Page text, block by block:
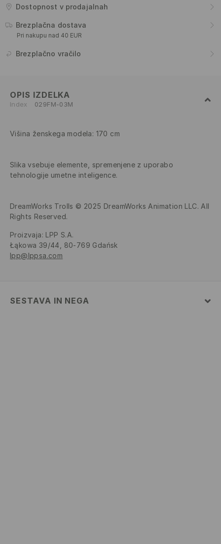
Dostopnost v prodajalnah
Brezplačna dostava
Pri nakupu nad 40 EUR
Brezplačno vračilo
OPIS IZDELKA
Index 029FM-03M
Višina ženskega modela: 170 cm
Slika vsebuje elemente, spremenjene z uporabo
tehnologije umetne inteligence.
DreamWorks Trolls © 2025 DreamWorks Animation LLC. All
Rights Reserved.
Proizvaja: LPP S.A.
Łąkowa 39/44, 80-769 Gdańsk
lpp@lppsa.com
SESTAVA IN NEGA